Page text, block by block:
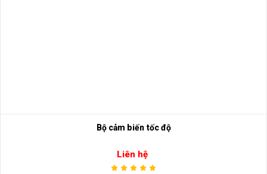
Bộ cảm biến tốc độ
Liên hệ